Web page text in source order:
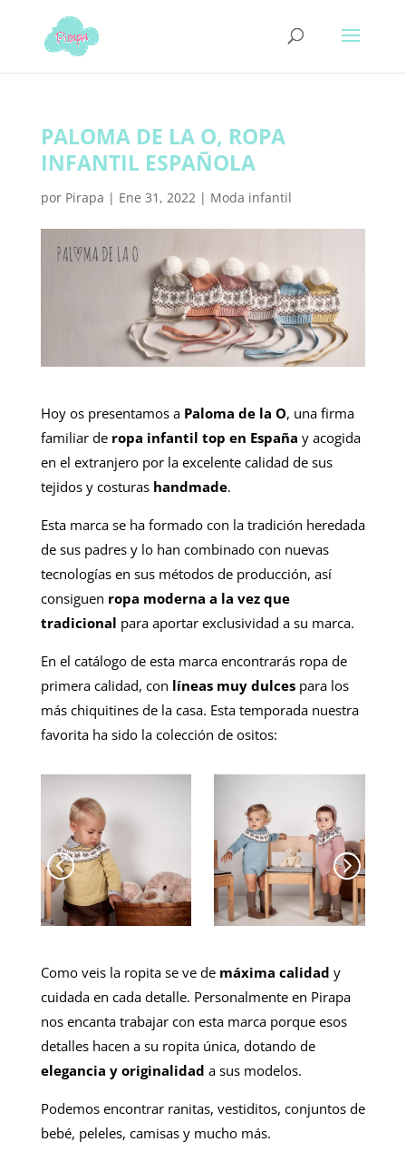
PALOMA DE LA O, ROPA
INFANTIL ESPAÑOLA
por Pirapa | Ene 31, 2022| Moda infantil
Hoy os presentamos a Paloma de la O, una firma
familiar de ropa infantil top en España y acogida
en el extranjero por la excelente calidad de sus
tejidos y costuras handmade.
Esta marca se ha formado con la tradición heredada
de sus padres y lo han combinado con nuevas
tecnologías en sus métodos de producción, así
consiguen ropa moderna a la vez que
tradicional para aportar exclusividad a su marca.
En el catálogo de esta marca encontrarás ropa de
primera calidad, con líneas muy dulcespara los
más chiquitines de la casa. Esta temporada nuestra
favorita ha sido la colección de ositos:
< =
Como veis la ropita se ve de máxima calidad y
cuidada en cada detalle. Personalmente en Pirapa
nos encanta trabajar con esta marca porque esos
detalles hacen a su ropita única, dotando de
elegancia y originalidad a sus modelos.
Podemos encontrar ranitas, vestiditos, conjuntos de
bebé, peleles, camisas y mucho más.